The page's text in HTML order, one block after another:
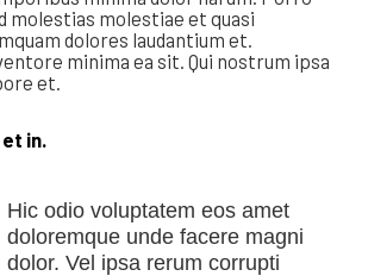
molestias molestiae et quasi
dolores laudantium et.
minima ea sit. Qui nostrum ipsa
et.
in.
Hic odio voluptatem eos amet
doloremque unde facere magni
dolor. Vel ipsa rerum corrupti